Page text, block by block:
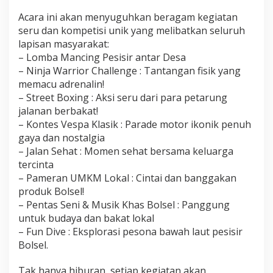
a
n
Acara ini akan menyuguhkan beragam kegiatan
seru dan kompetisi unik yang melibatkan seluruh
lapisan masyarakat:
– Lomba Mancing Pesisir antar Desa
– Ninja Warrior Challenge : Tantangan fisik yang
memacu adrenalin!
– Street Boxing : Aksi seru dari para petarung
jalanan berbakat!
– Kontes Vespa Klasik : Parade motor ikonik penuh
gaya dan nostalgia
– Jalan Sehat : Momen sehat bersama keluarga
tercinta
– Pameran UMKM Lokal : Cintai dan banggakan
produk Bolsel!
– Pentas Seni & Musik Khas Bolsel : Panggung
untuk budaya dan bakat lokal
– Fun Dive : Eksplorasi pesona bawah laut pesisir
Bolsel.